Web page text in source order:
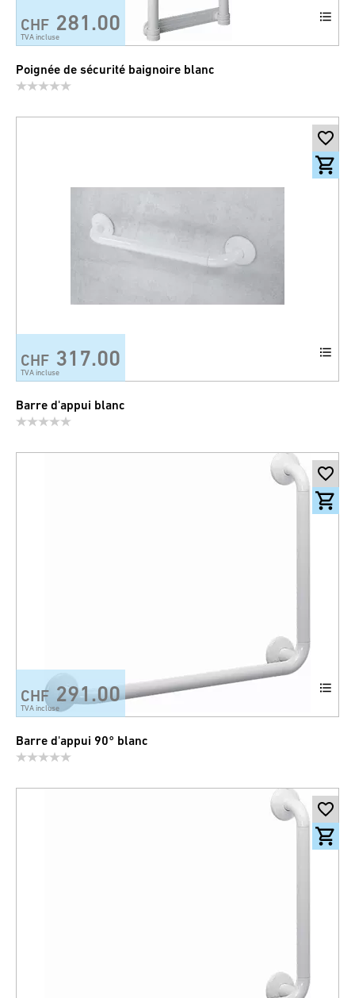
CHF 281.00
TVA incluse
Poignée de sécurité baignoire blanc
CHF 317.00
TVA incluse
Barre d'appui blanc
CHF 291.00
TVA incluse
Barre d'appui 90° blanc